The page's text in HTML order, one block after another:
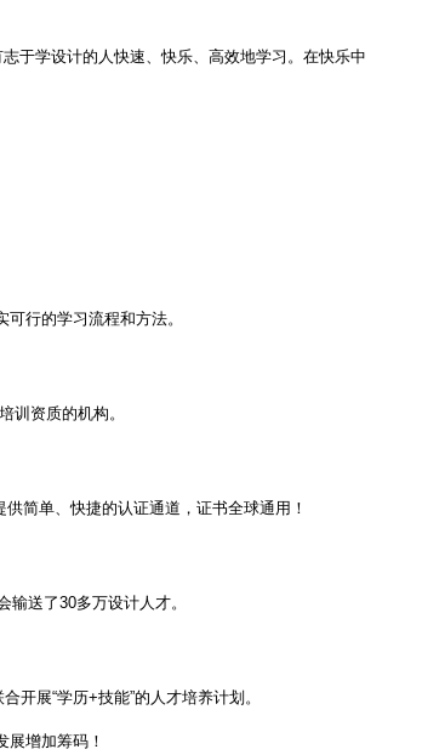
于学设计的人快速、快乐、高效地学习。在快乐中
行的学习流程和方法。
训资质的机构。
简单、快捷的认证通道，证书全球通用！
送了30多万设计人才。
开展“学历+技能”的人才培养计划。
增加筹码！